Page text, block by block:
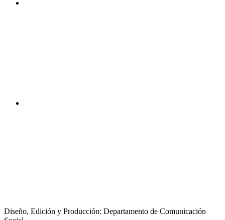
Diseño, Edición y Producción: Departamento de Comunicación